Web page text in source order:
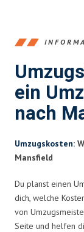
ein
nach
Umzugskosten:
Mansfield
Du planst einen
dich, welche
von
Seite und helfen